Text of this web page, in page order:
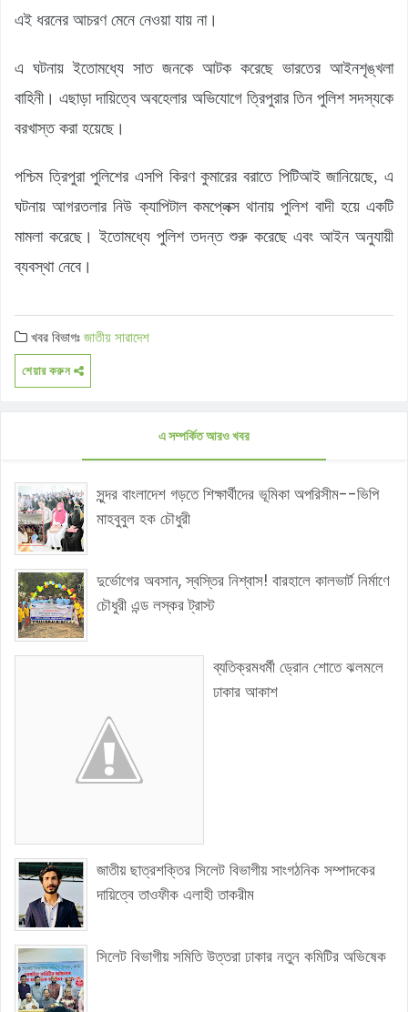
এই ধরনের আচরণ মেনে নেওয়া যায় না।
এ ঘটনায় ইতোমধ্যে সাত জনকে আটক করেছে ভারতের আইনশৃঙ্খলা
বাহিনী। এছাড়া দায়িত্বে অবহেলার অভিযোগে ত্রিপুরার তিন পুলিশ সদস্যকে
বরখাস্ত করা হয়েছে।
পশ্চিম ত্রিপুরা পুলিশের এসপি কিরণ কুমারের বরাতে পিটিআই জানিয়েছে, এ
ঘটনায় আগরতলার নিউ ক্যাপিটাল কমপ্লেক্স থানায় পুলিশ বাদী হয়ে একটি
মামলা করেছে। ইতোমধ্যে পুলিশ তদন্ত শুরু করেছে এবং আইন অনুযায়ী
ব্যবস্থা নেবে।
খবর বিভাগঃজাতীয়সারাদেশ
শেয়ার করুন
এ সম্পর্কিত আরও খবর
সুন্দর বাংলাদেশ গড়তে শিক্ষার্থীদের ভূমিকা অপরিসীম--ভিপি
মাহবুবুল হক চৌধুরী
দুর্ভোগের অবসান, স্বস্তির নিশ্বাস! বারহালে কালভার্ট নির্মাণে
চৌধুরী এন্ড লস্কর ট্রাস্ট
ব্যতিক্রমধর্মী ড্রোন শোতে ঝলমলে
ঢাকার আকাশ
জাতীয় ছাত্রশক্তির সিলেট বিভাগীয় সাংগঠনিক সম্পাদকের
দায়িত্বে তাওফীক এলাহী তাকরীম
সিলেট বিভাগীয় সমিতি উত্তরা ঢাকার নতুন কমিটির অভিষেক